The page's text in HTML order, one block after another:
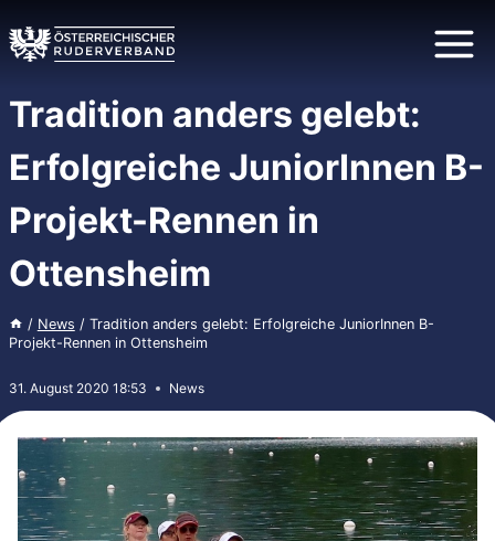
Inhalt
springen
Tradition anders gelebt:
Erfolgreiche JuniorInnen B-
Projekt-Rennen in
Ottensheim
/ News / Tradition anders gelebt: Erfolgreiche JuniorInnen B-
Projekt-Rennen in Ottensheim
31. August 2020 18:53 News